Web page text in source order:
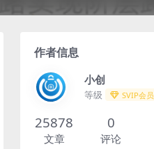
作者信息
小创
等级 SVIP会员
25878
文章
0
评论